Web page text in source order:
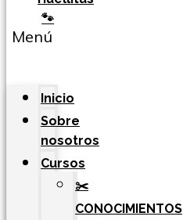
🐾
Menú
Inicio
Sobre
nosotros
Cursos
✂️
CONOCIMIENTOS